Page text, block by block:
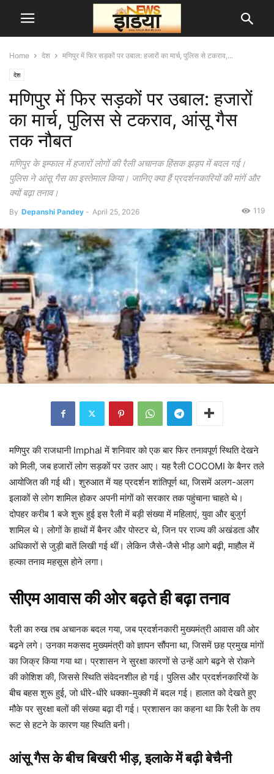
Home देश मणिपुर में फिर सड़कों पर उबाल: हजारों का मार्च, पुलिस से टकराव,...
देश
मणिपुर में फिर सड़कों पर उबाल: हजारों
का मार्च, पुलिस से टकराव, आंसू गैस
तक नौबत
मणिपुर के इम्फाल में हजारों लोगों की रैली अचानक हिंसक झड़प में बदल गई।
पुलिस ने आंसू गैस का इस्तेमाल किया। जानिए क्या हैं प्रदर्शनकारियों की मांगें और
क्यों बढ़ा तनाव।
By Depanshi Pandey - April 25, 2026 119
मणिपुर की राजधानी Imphal में शनिवार को एक बार फिर तनावपूर्ण स्थिति देखने
को मिली, जब हजारों लोग सड़कों पर उतर आए। यह रैली COCOMI के बैनर तले
आयोजित की गई थी। शुरुआत में यह प्रदर्शन शांतिपूर्ण था, जिसमें अलग-अलग
इलाकों से लोग शामिल होकर अपनी मांगों को सरकार तक पहुंचाना चाहते थे।
दोपहर करीब 1 बजे शुरू हुई इस रैली में बड़ी संख्या में महिलाएं, युवा और बुजुर्ग
शामिल थे। लोगों के हाथों में बैनर और पोस्टर थे, जिन पर राज्य की अखंडता और
अधिकारों से जुड़ी बातें लिखी गई थीं। लेकिन जैसे-जैसे भीड़ आगे बढ़ी, माहौल में
हल्का तनाव महसूस होने लगा।
सीएम आवास की ओर बढ़ते ही बढ़ा तनाव
रैली का रुख तब अचानक बदल गया, जब प्रदर्शनकारी मुख्यमंत्री आवास की ओर
बढ़ने लगे। उनका मकसद मुख्यमंत्री को ज्ञापन सौंपना था, जिसमें छह प्रमुख मांगों
का जिक्र किया गया था। प्रशासन ने सुरक्षा कारणों से उन्हें आगे बढ़ने से रोकने
की कोशिश की, जिससे स्थिति संवेदनशील हो गई। पुलिस और प्रदर्शनकारियों के
बीच बहस शुरू हुई, जो धीरे-धीरे धक्का-मुक्की में बदल गई। हालात को देखते हुए
मौके पर सुरक्षा बलों की संख्या बढ़ा दी गई। प्रशासन का कहना था कि रैली के तय
रूट से हटने के कारण यह स्थिति बनी।
आंसू गैस के बीच बिखरी भीड़, इलाके में बढ़ी बेचैनी